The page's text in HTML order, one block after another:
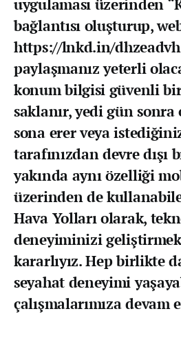
uygulaması üzerinden
bağlantısı oluşturup,
https://lnkd.in/
paylaşmanız yeterli
konum bilgisi güvenli
saklanır, yedi gün
sona erer veya
tarafınızdan devre dışı
yakında aynı özelliği
üzerinden de
Hava Yolları olarak,
deneyiminizi
kararlıyız. Hep birlikte
seyahat deneyimi
çalışmalarımıza devam